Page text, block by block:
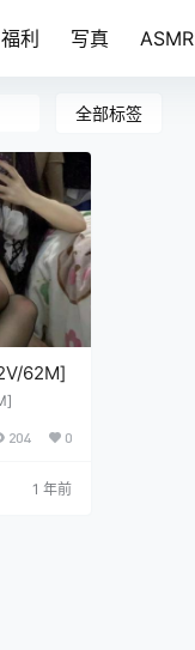
福利 写真 ASMR
全部标签
62M]
204 0
1 年前